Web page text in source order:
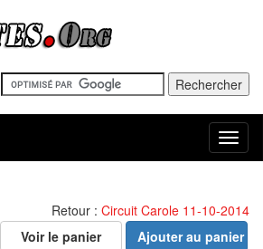
Retour : Circuit Carole 11-10-2014